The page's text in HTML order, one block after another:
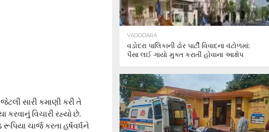
સારી કમાણી કરી તે
વિચારી રહ્યો છે.
ચાર્જ કરતા હર્ષવર્ધને
VADODARA
વડોદરા પાલિકાની ઢોર પાર્ટી વિવાદના વંટોળમાં:
પૈસા લઈ ગાયો મુક્ત કરાતી હોવાના આક્ષેપ